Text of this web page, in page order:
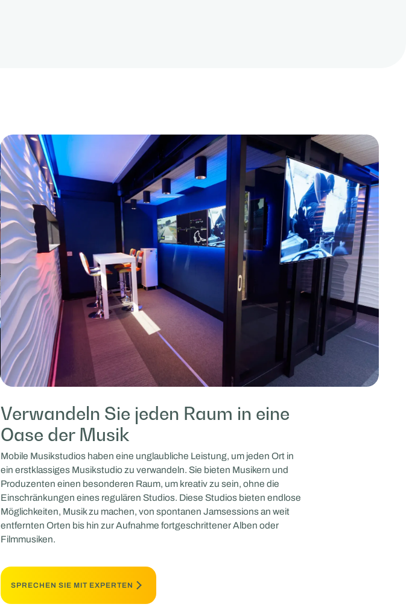
Verwandeln Sie jeden Raum in eine
Oase der Musik
Mobile Musikstudios haben eine unglaubliche Leistung, um jeden Ort in
ein erstklassiges Musikstudio zu verwandeln. Sie bieten Musikern und
Produzenten einen besonderen Raum, um kreativ zu sein, ohne die
Einschränkungen eines regulären Studios. Diese Studios bieten endlose
Möglichkeiten, Musik zu machen, von spontanen Jamsessions an weit
entfernten Orten bis hin zur Aufnahme fortgeschrittener Alben oder
Filmmusiken.
SPRECHEN SIE MIT EXPERTEN